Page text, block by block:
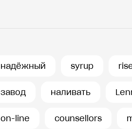
надёжный syrup
завод наливать
on-line counsellors